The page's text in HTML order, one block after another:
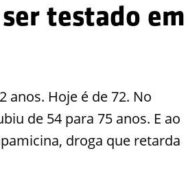
testado em
anos. Hoje é de 72. No
de 54 para 75 anos. E ao
droga que retarda